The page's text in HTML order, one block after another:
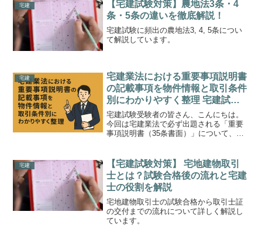
る規制はひっかけ問題が多...
宅建
【宅建試験対策】農地法3条・4
条・5条の違いを徹底解説！
宅建試験に頻出の農地法3, 4, 5条につい
て解説しています。
宅建
宅建業法における重要事項説明書
の記載事項を物件情報と取引条件
別にわかりやすく整理 宅建試験
で狙われるポイントと例題を丁寧
に解説
宅建試験受験者の皆さん、こんにちは。
今回は宅建業法で必ず出題される「重要
事項説明書（35条書面）」について、ど
条件に分けて整理します。さらに、試験
に頻出するポイントや引...
宅建
【宅建試験対策】 宅地建物取引
士とは？試験合格後の流れと宅建
士の役割を解説
宅地建物取引士の試験合格から取引士証
の交付までの流れについて詳しく解説し
ています。